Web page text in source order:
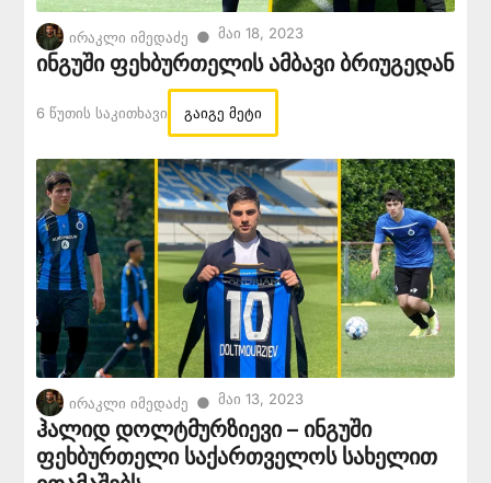
ირაკლი იმედაძე ● Მაი 18, 2023
ინგუში ფეხბურთელის ამბავი ბრიუგედან
6 Წუთის Საკითხავი გაიგე მეტი
ირაკლი იმედაძე ● Მაი 13, 2023
ჰალიდ დოლტმურზიევი – ინგუში
ფეხბურთელი საქართველოს სახელით